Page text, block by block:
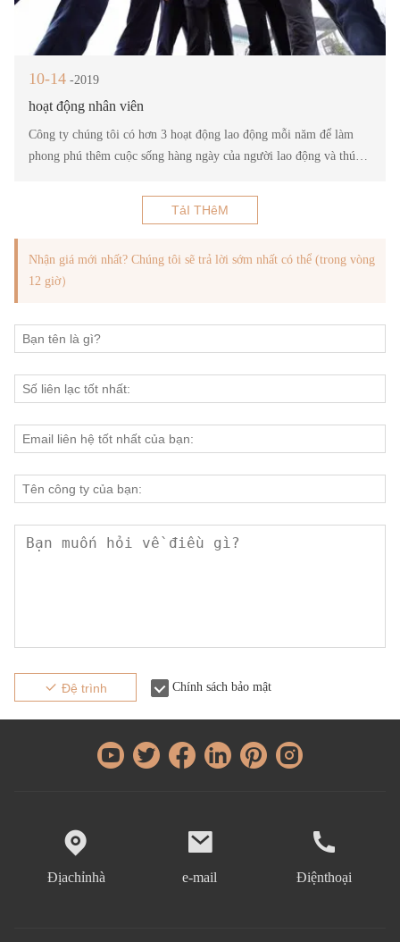
10-14 -2019
hoạt động nhân viên
Công ty chúng tôi có hơn 3 hoạt động lao động mỗi năm để làm
phong phú thêm cuộc sống hàng ngày của người lao động và thúc
việc và sự nhiệt tình của nhân viên.
TảI THêM
Nhận giá mới nhất? Chúng tôi sẽ trả lời sớm nhất có thể (trong vòng
12 giờ）
Đệ trình Chính sách bảo mật
Địachỉnhà e-mail Điệnthoại